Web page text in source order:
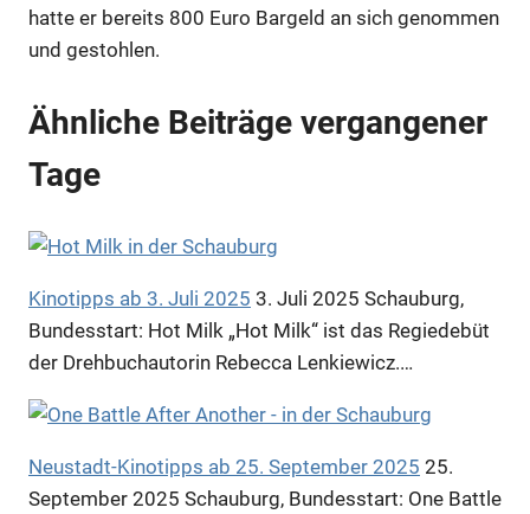
hatte er bereits 800 Euro Bargeld an sich genommen
und gestohlen.
Ähnliche Beiträge vergangener
Tage
Kinotipps ab 3. Juli 2025 3. Juli 2025 Schauburg,
Bundesstart: Hot Milk „Hot Milk“ ist das Regiedebüt
der Drehbuchautorin Rebecca Lenkiewicz.…
Neustadt-Kinotipps ab 25. September 2025 25.
September 2025 Schauburg, Bundesstart: One Battle